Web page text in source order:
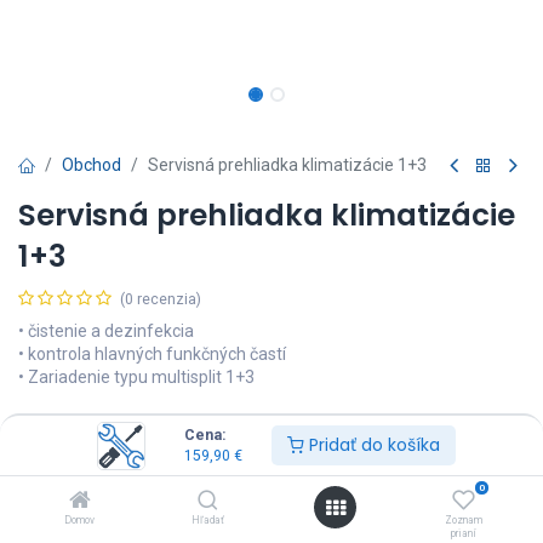
Cena:
159,90 € Pridať do košíka
Domov Hľadať
0
Zoznam
prianí
Obchod Servisná prehliadka klimatizácie 1+3
Servisná prehliadka klimatizácie
1+3
(0 recenzia)
• čistenie a dezinfekcia
• kontrola hlavných funkčných častí
• Zariadenie typu multisplit 1+3
159,90€ Vrátane DPH